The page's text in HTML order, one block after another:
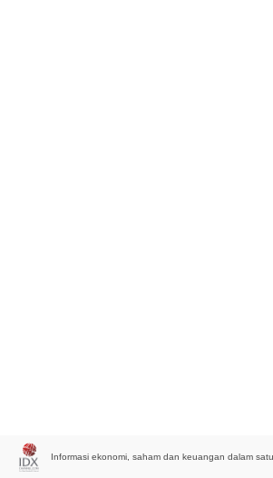
Informasi ekonomi, saham dan keuangan dalam